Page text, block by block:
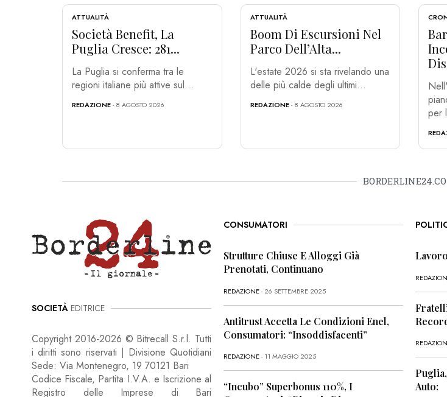
ATTUALITÀ
Società Benefit, La
Puglia Cresce: 281...
La Puglia si conferma tra le
regioni italiane più attive sul...
REDAZIONE- 8 AGOSTO 2026
ATTUALITÀ
Boom Di Escursioni Nel
Parco Dell’Alta...
L'estate 2026 si sta rivelando una
delle più calde degli ultimi...
REDAZIONE- 8 AGOSTO 2026
per
SOCIETÀ EDITRICE
Copyright 2016-2026 © Bitrecall S.r.l. Tutti
i diritti sono riservati | Divisione Quotidiani
Sede: Via Montenegro, 19 70121 Bari
Codice Fiscale, Partita I.V.A. e Iscrizione al
Registro delle Imprese di Bari
CONSUMATORI
Strutture Chiuse E Alloggi Già
Prenotati, Continuano
REDAZIONE- 26 SETTEMBRE 2025
Antitrust Accetta Le Condizioni Enel,
Consumatori: “Insoddisfacenti”
REDAZIONE- 11 MAGGIO 2025
“Incubo” Superbonus 110%, I
Auto: